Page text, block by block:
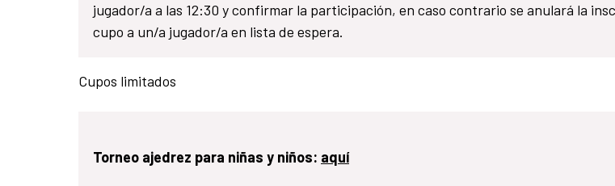
jugador/a a las 12:30 y confirmar la participación, en caso contrario se anulará la
cupo a un/a jugador/a en lista de espera.
Cupos limitados
Torneo ajedrez para niñas y niños: aquí